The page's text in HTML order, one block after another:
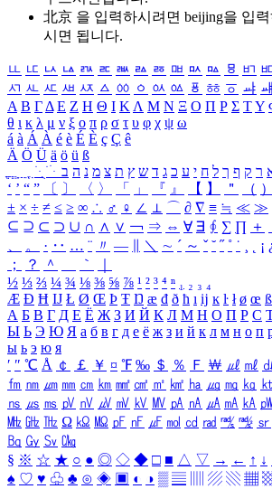
北京 을 입력하시려면 beijing을 입
시면 됩니다.
ㅥ ㅦ ㅧ ㅨ ㅩ ㅪ ㅫ ㅬ ㅭ ㅮ ㅯ ㅰ ㅱ ㅲ
ㅺ ㅻ ㅼ ㅽ ㅾ ㅿ ㆀ ㆁ ㆂ ㆃ ㆄ ㆅ ㆆ ㆇ ㆈ
Α Β ΓΔ Ε Ζ Η Θ Ι ΚΛ Μ Ν Ξ Ο Π Ρ Σ ΤΥ
θ ι κ λ μ ν ξ ο π ρ σ τ υ φ χ ψ ω
á à Á À é è É È ç Ç ê
Ä Ö Ü ä ö ü ß
ִֶֹ ֻּ ׁׂ ר ק ף ך ל ח י ע כ ג ד ש ץ ת צ מ נ ה ב
‘ ’ “ ” 〔 〕 〈 〉 「 」 『 』 【 】 ＂ （ ）
± × ÷ ≠ ≤ ≥ ∞ ∴ ♂ ♀ ∠ ⊥ ⌒ ∂ ∇ ≡ ≒ ≪ ≫
⊆ ⊇ ⊂ ⊃ ∪ ∩ ∧ ∨ ￢ ⇒ ⇔ ∀ ∃ ∮ ∑ ∏ ＋
、
。 · ‥ … ¨ 〃 ― ＼ ∼ ´ ～ ˇ ˘ ˝ ˚ ˙ ¸ ¡ ¿
；
？ ＾ ｀
½ ⅓ ⅔ ¼ ¾ ⅛ ⅜ ⅝ ⅞ ¹ ² ³ ⁴ ⁿ ₁ ₂ ₃ ₄
Æ Ð Ħ Ĳ Ł Ø Œ Þ Ŧ Ŋ æ đ ð ħ ı ĳ ĸ ŀ ł ø œ ß
А Б В Г Д Е Ё Ж З И Й К Л М Н О П Р С
Ы Ь Э Ю Я а б в г д е ё ж з и й к л м н о п
ы ь э ю я
′ ″ ℃ Å ￠ ￡ ￥ ¤ ℉ ‰ ＄ ％ Ｆ ￦ ㎕ ㎖
㎙ ㎚ ㎛ ㎜ ㎝ ㎞ ㎟ ㎠ ㎡ ㎢ ㏊ ㎍ ㎎ ㎏ ㏏
㎱ ㎲ ㎳ ㎴ ㎵ ㎶ ㎷ ㎸ ㎹ ㎀ ㎁ ㎂ ㎃ ㎄
㎒ ㎓ ㎔ Ω ㏀ ㏁ ㎊ ㎋ ㎌ ㏖ ㏅ ㎭ ㎮ ㎯ ㏛
㏃ ㏉ ㏜ ㏆
§ ※ ☆ ★ ○ ● ◎ ◇ ◆ □ ■ △ ▽ → ← ↑ ↓
♠ ♡ ♥ ♧ ♣ ⊙ ◈ ▣ ◐ ◑ ▒ ▤ ▨ ▧ ▦